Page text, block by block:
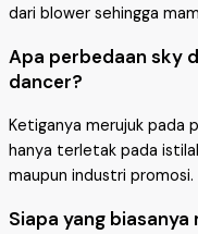
dari blower sehingga
Apa perbedaan sky
dancer?
Ketiganya merujuk pada
hanya terletak pada
maupun industri promosi.
Siapa yang